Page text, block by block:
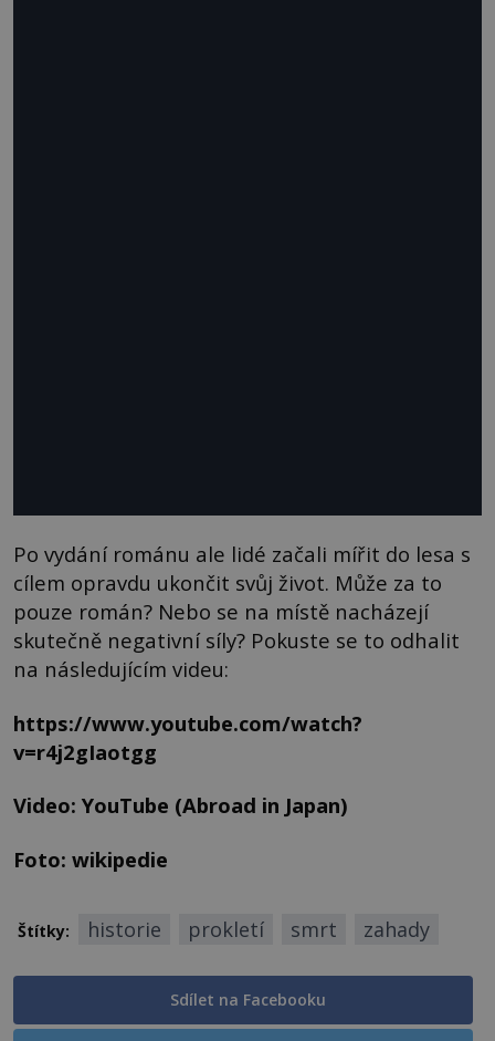
Po vydání románu ale lidé začali mířit do lesa s
cílem opravdu ukončit svůj život. Může za to
pouze román? Nebo se na místě nacházejí
skutečně negativní síly? Pokuste se to odhalit
na následujícím videu:
https://www.youtube.com/watch?
v=r4j2gIaotgg
Video: YouTube (Abroad in Japan)
Foto: wikipedie
Štítky: historie prokletí smrt zahady
Sdílet na Facebooku